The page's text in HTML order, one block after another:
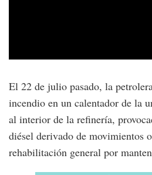
El 22 de julio pasado, la
incendio en un calentador de la
al interior de la refinería,
diésel derivado de movimientos
rehabilitación general por